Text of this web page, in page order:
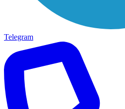
Telegram